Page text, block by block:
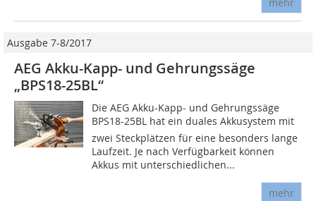
mehr
Ausgabe 7-8/2017
AEG Akku-Kapp- und Gehrungssäge
„BPS18-25BL“
Die AEG Akku-Kapp- und Gehrungssäge
BPS18-25BL hat ein duales Akku­system mit
zwei Steckplätzen für eine besonders lange
Laufzeit. Je nach Verfügbarkeit können
Akkus mit unterschiedlichen...
mehr